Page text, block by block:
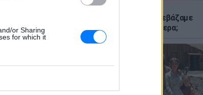
or Sharing
for which it
Έφτιαξαν το Napster που κατεβάζαμε
μουσική - Πού βρίσκονται σήμερα;